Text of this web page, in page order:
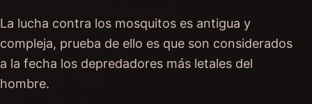
La lucha contra los mosquitos es antigua y
compleja, prueba de ello es que son considerados
a la fecha los depredadores más letales del
hombre.